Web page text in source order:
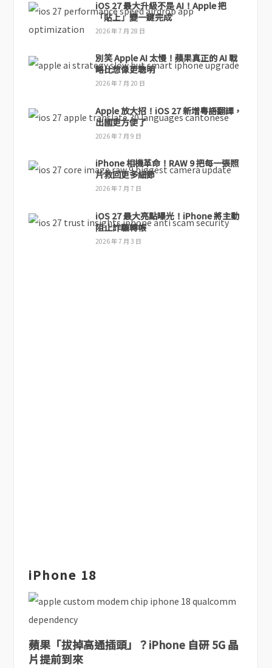
iOS 27 最大升級不是 AI！Apple 把
「貼上」變一鍵完成
2026 年 7 月 28 日
別笑 Apple AI 太慢！蘋果真正的 AI 戰
略比想像更聰明
2026 年 7 月 20 日
Apple 放大招！iOS 27 新增粵語翻譯，
出國更方便了
2026 年 7 月 9 日
iPhone 相機革命！RAW 9 把每一張照
片救回更多細節
2026 年 7 月 7 日
iOS 27 最大亮點曝光！iPhone 將主動
阻止詐騙轉帳
2026 年 7 月 3 日
iPhone 18
蘋果「拔掉高通插頭」？iPhone 自研 5G 晶
片提前到來